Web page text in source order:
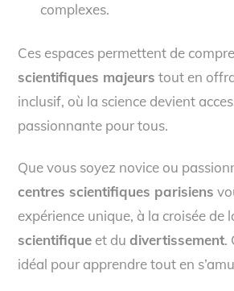
complexes.
Ces espaces permettent de
scientifiques majeurs tout en
inclusif, où la science devient
passionnante pour tous.
Que vous soyez novice ou
centres scientifiques parisiens
expérience unique, à la croisée de
scientifique et dudivertissement.
idéal pour apprendre tout en